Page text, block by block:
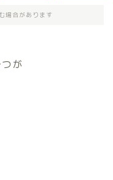
場合があります
が